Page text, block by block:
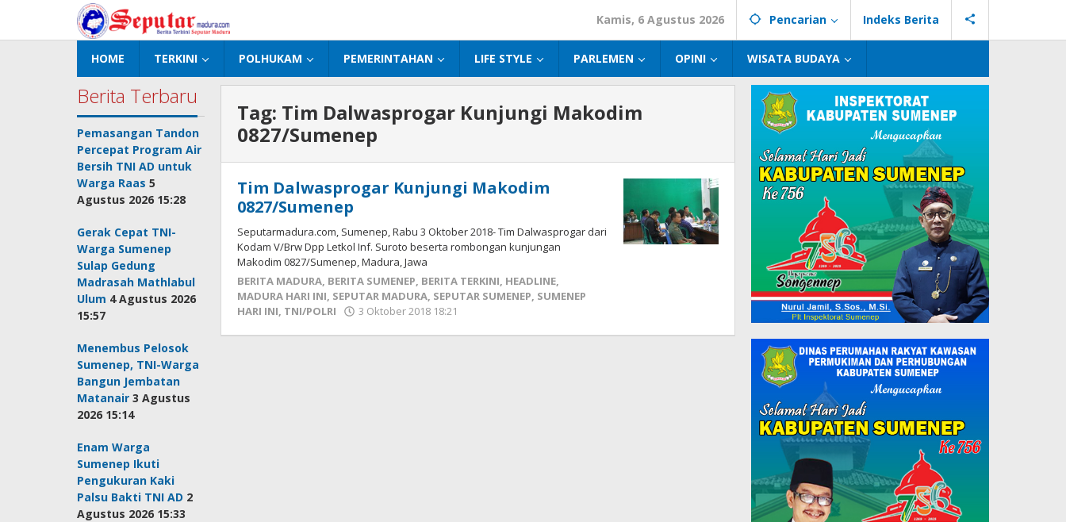
konten
Kamis, 6 Agustus 2026 Pencarian Indeks Berita
HOME TERKINI POLHUKAM PEMERINTAHAN LIFE STYLE PARLEMEN OPINI WISATA BUDAYA
Berita Terbaru
Pemasangan Tandon
Percepat Program Air
Bersih TNI AD untuk
Warga Raas 5
Agustus 2026 15:28
Gerak Cepat TNI-
Warga Sumenep
Sulap Gedung
Madrasah Mathlabul
Ulum 4 Agustus 2026
15:57
Menembus Pelosok
Sumenep, TNI-Warga
Bangun Jembatan
Matanair 3 Agustus
2026 15:14
Enam Warga
Sumenep Ikuti
Pengukuran Kaki
Palsu Bakti TNI AD 2
Agustus 2026 15:33
Tag: Tim Dalwasprogar Kunjungi Makodim
0827/Sumenep
Tim Dalwasprogar Kunjungi Makodim
0827/Sumenep
Seputarmadura.com, Sumenep, Rabu 3 Oktober 2018- Tim Dalwasprogar dari
Kodam V/Brw Dpp Letkol Inf. Suroto beserta rombongan kunjungan
Makodim 0827/Sumenep, Madura, Jawa
BERITA MADURA, BERITA SUMENEP, BERITA TERKINI, HEADLINE,
MADURA HARI INI, SEPUTAR MADURA, SEPUTAR SUMENEP, SUMENEP
HARI INI, TNI/POLRI 3 Oktober 2018 18:21